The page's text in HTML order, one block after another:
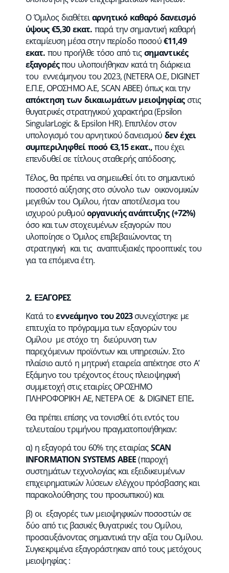
Ο Όμιλος διαθέτειαρνητικό καθαρό δανεισμό
ύψους €5,30 εκατ. παρά την σημαντική καθαρή
εκταμίευση μέσα στην περίοδο ποσού€11,49
εκατ. που προήλθε τόσο από τιςσημαντικές
εξαγορέςπου υλοποιήθηκαν κατά τη διάρκεια
του εννεάμηνου του 2023, (NETERA Ο.Ε, DIGINET
Ε.Π.Ε, ΟΡΟΣΗΜΟ Α.Ε, SCAN ΑBEE) όπως και την
απόκτηση των δικαιωμάτων μειοψηφίαςστις
θυγατρικές στρατηγικού χαρακτήρα (Epsilon
SingularLogic & Epsilon HR). Επιπλέον στον
υπολογισμό του αρνητικού δανεισμού δεν έχει
συμπεριληφθεί ποσό €3,15 εκατ.,που έχει
επενδυθεί σε τίτλους σταθερής απόδοσης.
Τέλος, θα πρέπει να σημειωθεί ότι το σημαντικό
ποσοστό αύξησης στο σύνολο των οικονομικών
μεγεθών του Ομίλου, ήταν αποτέλεσμα του
ισχυρού ρυθμούοργανικής ανάπτυξης (+72%)
όσο και των στοχευμένων εξαγορών που
υλοποίησε ο Όμιλος επιβεβαιώνοντας τη
στρατηγική και τις αναπτυξιακές προοπτικές του
για τα επόμενα έτη.
2. ΕΞΑΓΟΡΕΣ
Κατά τοεννεάμηνο του 2023συνεχίστηκε με
επιτυχία το πρόγραμμα των εξαγορών του
Ομίλου με στόχο τη διεύρυνση των
παρεχόμενων προϊόντων και υπηρεσιών. Στο
πλαίσιο αυτό η μητρική εταιρεία απέκτησε στο Α’
Εξάμηνο του τρέχοντος έτους πλειοψηφική
συμμετοχή στις εταιρίες ΟΡΟΣΗΜΟ
ΠΛΗΡΟΦΟΡΙΚΗ ΑΕ, ΝΕΤΕΡΑ ΟΕ & DIGINET ΕΠΕ.
Θα πρέπει επίσης να τονισθεί ότι εντός του
τελευταίου τριμήνου πραγματοποιήθηκαν:
α) η εξαγορά του 60% της εταιρίαςSCAN
INFORMATION SYSTEMS ΑΒΕΕ(παροχή
συστημάτων τεχνολογίας και εξειδικευμένων
επιχειρηματικών λύσεων ελέγχου πρόσβασης και
παρακολούθησης του προσωπικού) και
β) οι εξαγορές των μειοψηφικών ποσοστών σε
δύο από τις βασικές θυγατρικές του Ομίλου,
προσαυξάνοντας σημαντικά την αξία του Ομίλου.
Συγκεκριμένα εξαγοράστηκαν από τους μετόχους
μειοψηφίας :